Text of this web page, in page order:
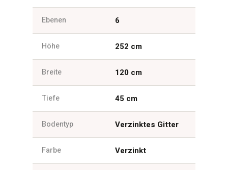
Ebenen 6
Höhe 252 cm
Breite 120 cm
Tiefe 45 cm
Bodentyp Verzinktes Gitter
Farbe Verzinkt